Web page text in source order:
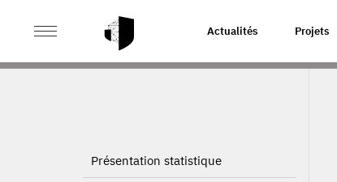
Actualités Projets
ACCUEIL PAGE PRODUIT
Présentation statistique